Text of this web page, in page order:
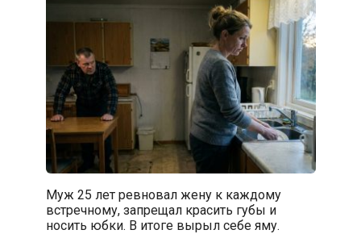
Муж 25 лет ревновал жену к каждому
встречному, запрещал красить губы и
носить юбки. В итоге вырыл себе яму.